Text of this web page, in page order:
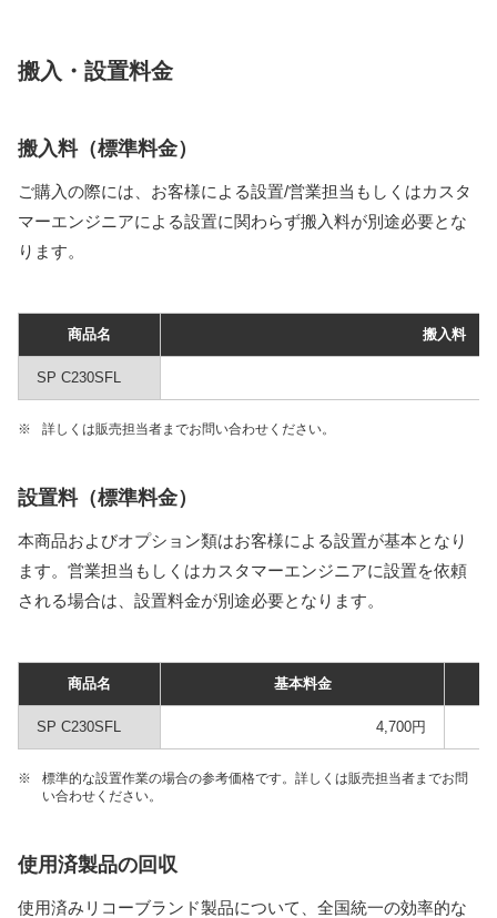
搬入・設置料金
搬入料（標準料金）
ご購入の際には、お客様による設置/営業担当もしくはカスタ
マーエンジニアによる設置に関わらず搬入料が別途必要とな
ります。
商品名 搬入料
SP C230SFL
※ 詳しくは販売担当者までお問い合わせください。
設置料（標準料金）
本商品およびオプション類はお客様による設置が基本となり
ます。営業担当もしくはカスタマーエンジニアに設置を依頼
される場合は、設置料金が別途必要となります。
商品名 基本料金
SP C230SFL 4,700円
※
標準的な設置作業の場合の参考価格です。詳しくは販売担当者までお問
い合わせください。
使用済製品の回収
使用済みリコーブランド製品について、全国統一の効率的な